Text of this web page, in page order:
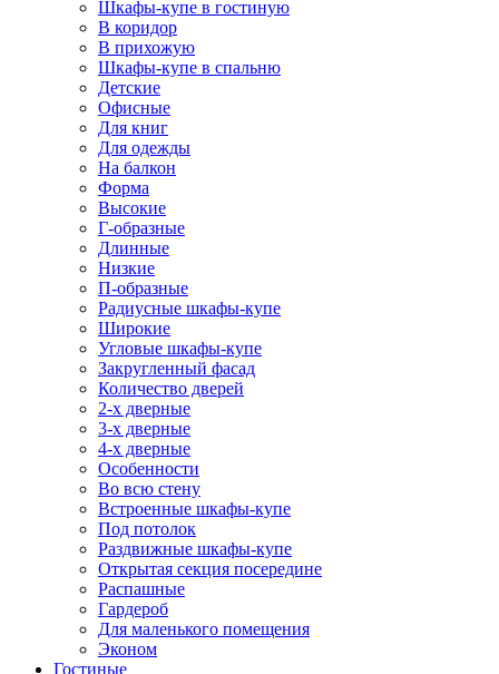
Шкафы-купе в гостиную
В коридор
В прихожую
Шкафы-купе в спальню
Детские
Офисные
Для книг
Для одежды
На балкон
Форма
Высокие
Г-образные
Длинные
Низкие
П-образные
Радиусные шкафы-купе
Широкие
Угловые шкафы-купе
Закругленный фасад
Количество дверей
2-х дверные
3-х дверные
4-х дверные
Особенности
Во всю стену
Встроенные шкафы-купе
Под потолок
Раздвижные шкафы-купе
Открытая секция посередине
Распашные
Гардероб
Для маленького помещения
Эконом
Гостиные